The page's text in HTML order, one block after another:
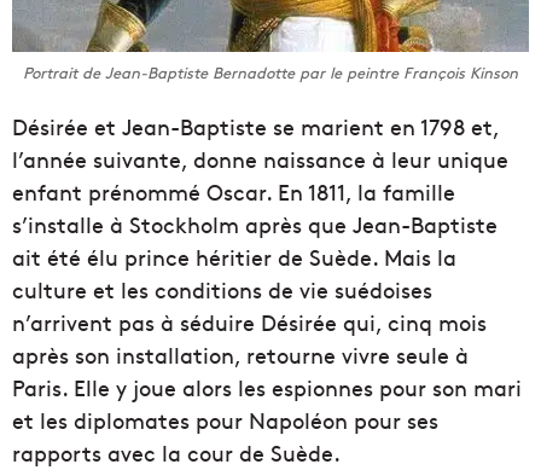
Portrait de Jean-Baptiste Bernadotte par le peintre François Kinson
Désirée et Jean-Baptiste se marient en 1798 et,
l’année suivante, donne naissance à leur unique
enfant prénommé Oscar. En 1811, la famille
s’installe à Stockholm après que Jean-Baptiste
ait été élu prince héritier de Suède. Mais la
culture et les conditions de vie suédoises
n’arrivent pas à séduire Désirée qui, cinq mois
après son installation, retourne vivre seule à
Paris. Elle y joue alors les espionnes pour son mari
et les diplomates pour Napoléon pour ses
rapports avec la cour de Suède.